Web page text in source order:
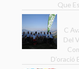
Que
C
Del
D’oració